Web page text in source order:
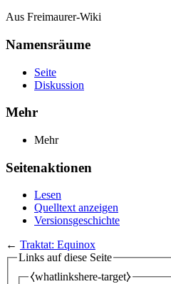
Aus Freimaurer-Wiki
Namensräume
Seite
Diskussion
Mehr
Mehr
Seitenaktionen
Lesen
Quelltext anzeigen
Versionsgeschichte
← Traktat: Equinox
Links auf diese Seite
⧼whatlinkshere-target⧽